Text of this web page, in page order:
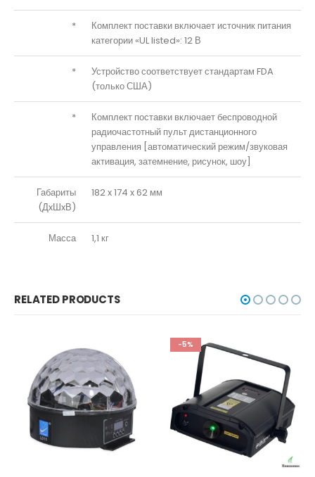
*
Комплект поставки включает источник питания
категории «UL listed»: 12 В
*
Устройство соответствует стандартам FDA
(только США)
*
Комплект поставки включает беспроводной
радиочастотный пульт дистанционного
управления [автоматический режим/звуковая
активация, затемнение, рисунок, шоу]
Габариты
(ДxШxВ)
182 x 174 x 62 мм
Масса 1,1 кг
RELATED PRODUCTS
-5%